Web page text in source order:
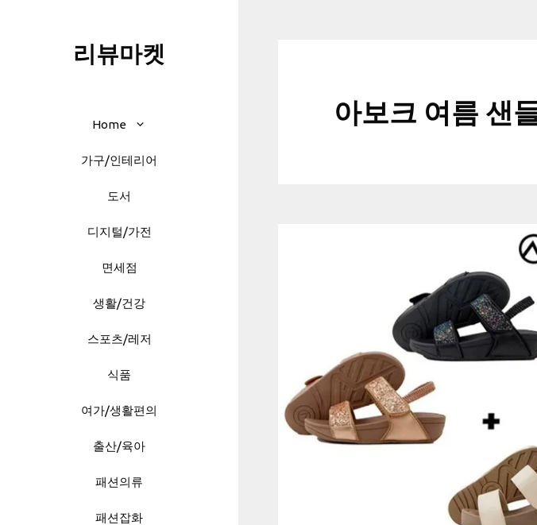
리뷰마켓
Home
가구/인테리어
도서
디지털/가전
면세점
생활/건강
스포츠/레저
식품
여가/생활편의
출산/육아
패션의류
패션잡화
아보크 여름 샌